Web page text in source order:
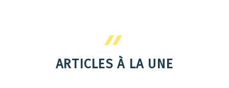
ARTICLES À LA UNE